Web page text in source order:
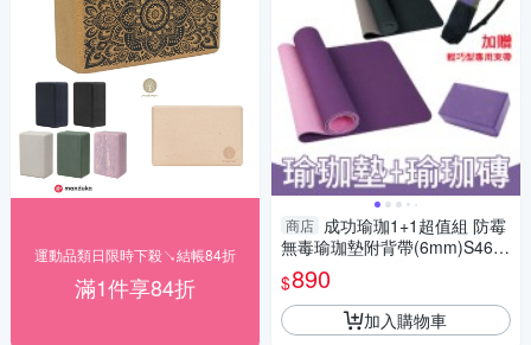
運動品類日限時下殺↘結帳84折
滿1件享84折
商店 成功瑜珈1+1超值組 防霉
無毒瑜珈墊附背帶(6mm)S469
0 檢驗通過+塑身瑜珈磚 S4704
$890
加入購物車